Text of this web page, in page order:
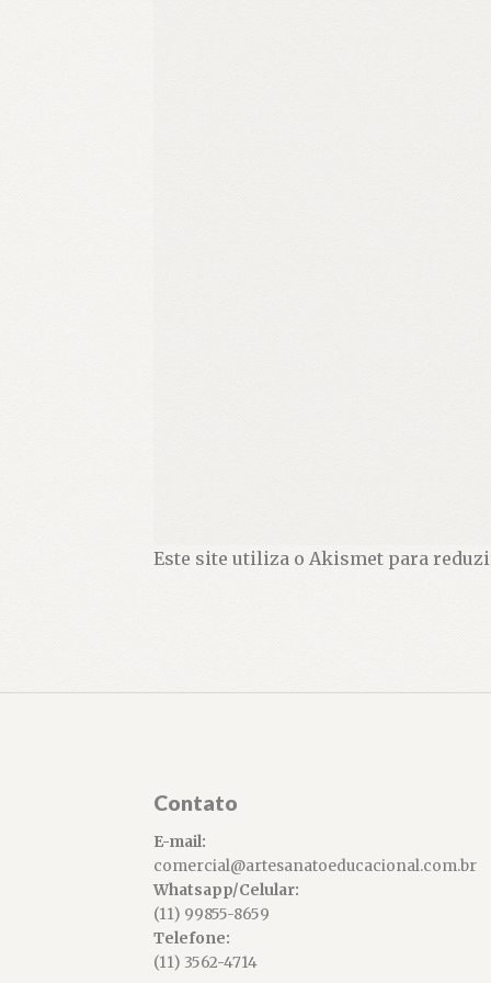
Este site utiliza o Akismet para
Contato
E-mail:
comercial@artesanatoeducacional.com.br
Whatsapp/Celular:
(11) 99855-8659
Telefone:
(11) 3562-4714